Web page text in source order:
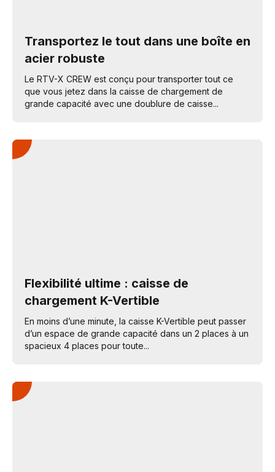
Transportez le tout dans une boîte en
acier robuste
Le RTV-X CREW est conçu pour transporter tout ce
que vous jetez dans la caisse de chargement de
grande capacité avec une doublure de caisse...
Flexibilité ultime : caisse de
chargement K-Vertible
En moins d’une minute, la caisse K-Vertible peut passer
d’un espace de grande capacité dans un 2 places à un
spacieux 4 places pour toute...